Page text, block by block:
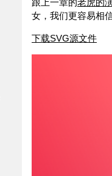
跟上一章的老虎的
女，我们更容易相
下载SVG源文件